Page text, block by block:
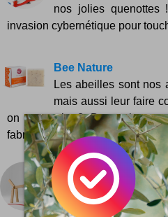
nos jolies quenottes
invasion cybernétique pour
Bee Nature
Les abeilles sont nos
mais aussi leur faire
on en parle ? Des soins
fabriqués à base de miel. Une
Luminose, la lampe
Voilà un bidule
fripons ! Cette lampe